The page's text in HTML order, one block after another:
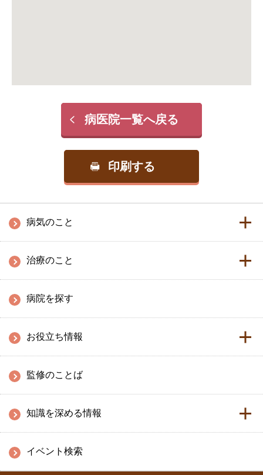
病医院一覧へ戻る
印刷する
病気のこと
治療のこと
病院を探す
お役立ち情報
監修のことば
知識を深める情報
イベント検索